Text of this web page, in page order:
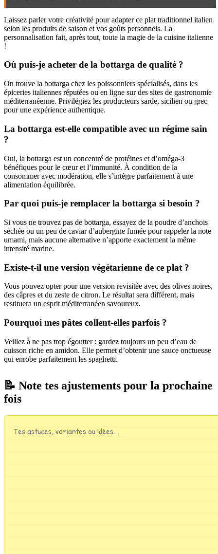
Laissez parler votre créativité pour adapter ce plat traditionnel italien
selon les produits de saison et vos goûts personnels. La
personnalisation fait, après tout, toute la magie de la cuisine italienne
!
Où puis-je acheter de la bottarga de qualité ?
On trouve la bottarga chez les poissonniers spécialisés, dans les
épiceries italiennes réputées ou en ligne sur des sites de gastronomie
méditerranéenne. Privilégiez les producteurs sarde, sicilien ou grec
pour une expérience authentique.
La bottarga est-elle compatible avec un régime sain
?
Oui, la bottarga est un concentré de protéines et d’oméga-3
bénéfiques pour le cœur et l’immunité. À condition de la
consommer avec modération, elle s’intègre parfaitement à une
alimentation équilibrée.
Par quoi puis-je remplacer la bottarga si besoin ?
Si vous ne trouvez pas de bottarga, essayez de la poudre d’anchois
séchée ou un peu de caviar d’aubergine fumée pour rappeler la note
umami, mais aucune alternative n’apporte exactement la même
intensité marine.
Existe-t-il une version végétarienne de ce plat ?
Vous pouvez opter pour une version revisitée avec des olives noires,
des câpres et du zeste de citron. Le résultat sera différent, mais
restituera un esprit méditerranéen savoureux.
Pourquoi mes pâtes collent-elles parfois ?
Veillez à ne pas trop égoutter : gardez toujours un peu d’eau de
cuisson riche en amidon. Elle permet d’obtenir une sauce onctueuse
qui enrobe parfaitement les spaghetti.
📝 Note tes ajustements pour la prochaine
fois